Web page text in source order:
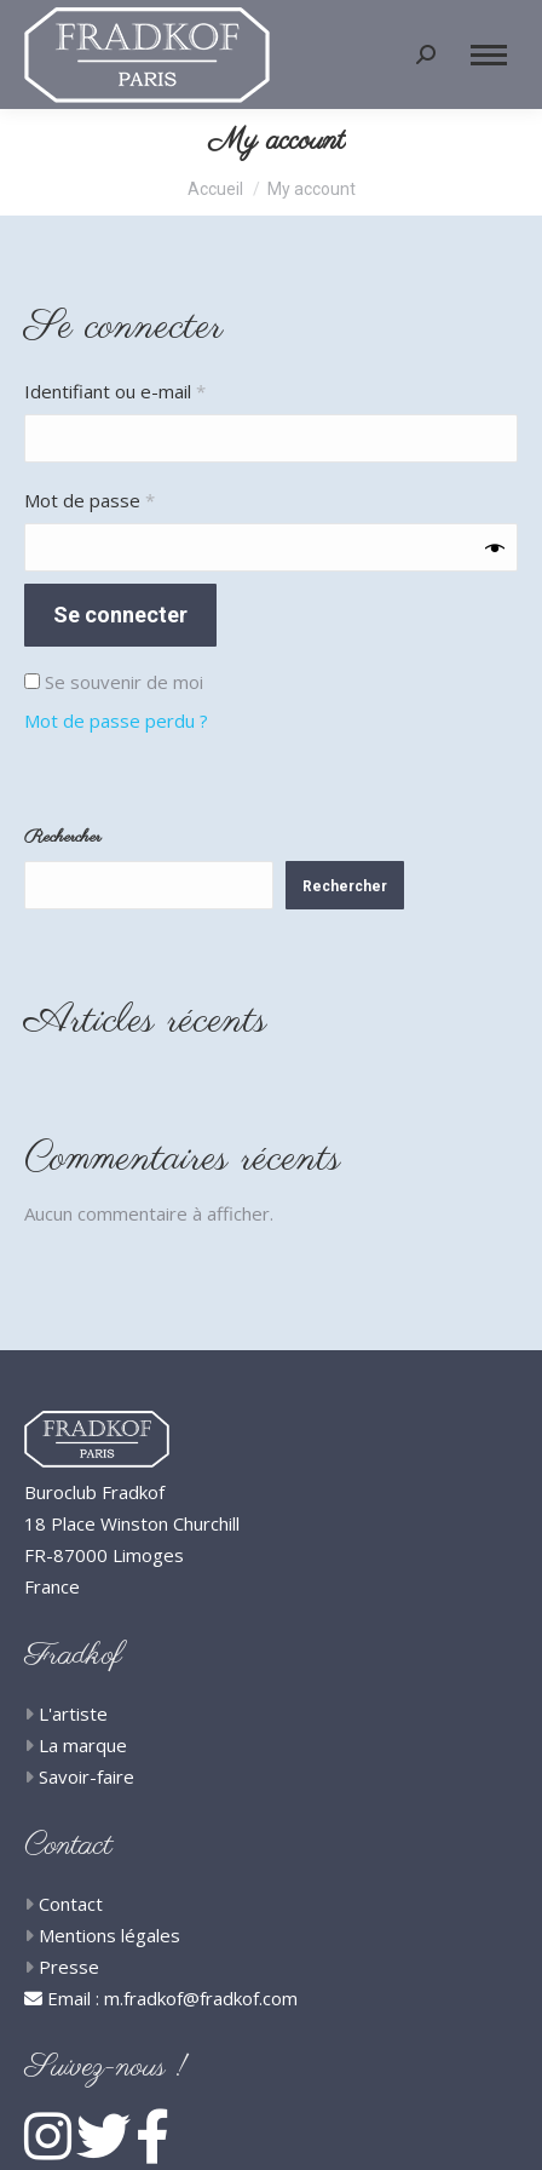
Recherche
My account
Vous êtes ici :
Accueil My account
Se connecter
Identifiant ou e-mail *Obligatoire
Mot de passe *Obligatoire
Se connecter
Se souvenir de moi
Mot de passe perdu ?
Rechercher
Rechercher
Articles récents
Commentaires récents
Aucun commentaire à afficher.
Buroclub Fradkof
18 Place Winston Churchill
FR-87000 Limoges
France
Fradkof
L'artiste
La marque
Savoir-faire
Contact
Contact
Mentions légales
Presse
Email : m.fradkof@fradkof.com
Suivez-nous !